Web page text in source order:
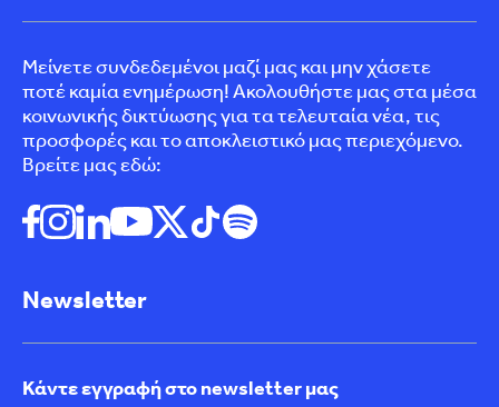
Μείνετε συνδεδεμένοι μαζί μας και μην χάσετε
ποτέ καμία ενημέρωση! Ακολουθήστε μας στα μέσα
κοινωνικής δικτύωσης για τα τελευταία νέα, τις
προσφορές και το αποκλειστικό μας περιεχόμενο.
Βρείτε μας εδώ:
Newsletter
Κάντε εγγραφή στο newsletter μας